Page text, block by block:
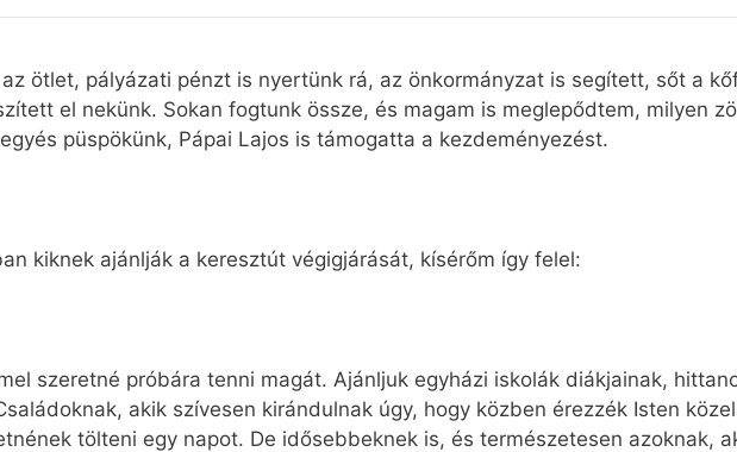
ötlet, pályázati pénzt is nyertünk rá, az önkormányzat is segített, sőt a
el nekünk. Sokan fogtunk össze, és magam is meglepődtem, milyen
püspökünk, Pápai Lajos is támogatta a kezdeményezést.
kiknek ajánlják a keresztút végigjárását, kísérőm így felel:
szeretné próbára tenni magát. Ajánljuk egyházi iskolák diákjainak,
akik szívesen kirándulnak úgy, hogy közben érezzék Isten
tölteni egy napot. De idősebbeknek is, és természetesen azoknak,